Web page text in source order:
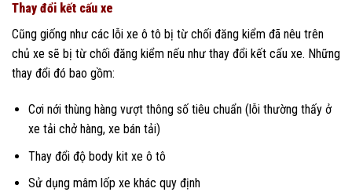
Thay đổi kết cấu xe
Cũng giống như các lỗi xe ô tô bị từ chối đăng kiểm đã nêu trên
chủ xe sẽ bị từ chối đăng kiểm nếu như thay đổi kết cấu xe. Những
thay đổi đó bao gồm:
Cơi nới thùng hàng vượt thông số tiêu chuẩn (lỗi thường thấy ở
xe tải chở hàng, xe bán tải)
Thay đổi độ body kit xe ô tô
Sử dụng mâm lốp xe khác quy định